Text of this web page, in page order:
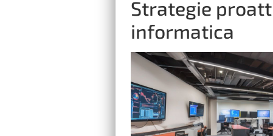
Strategie
informatica